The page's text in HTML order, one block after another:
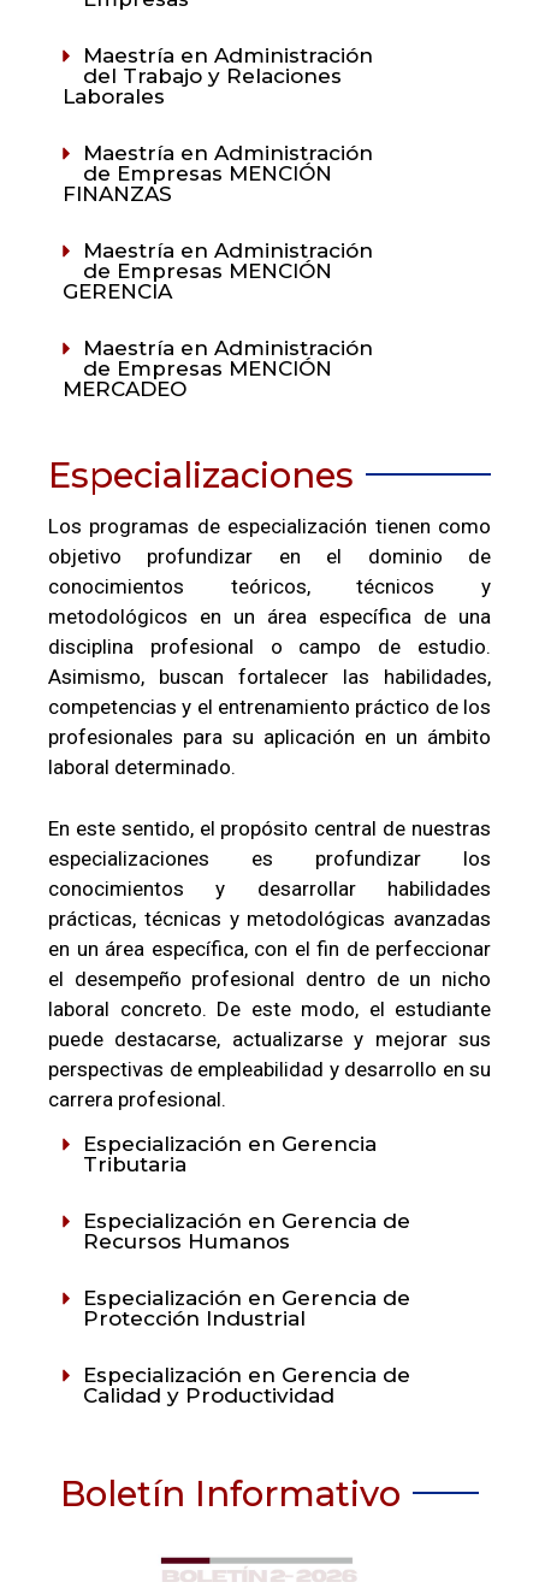
Maestría en Administración
del Trabajo y Relaciones
Laborales
Maestría en Administración
de Empresas MENCIÓN
FINANZAS
Maestría en Administración
de Empresas MENCIÓN
GERENCIA
Maestría en Administración
de Empresas MENCIÓN
MERCADEO
Especializaciones
Los programas de especialización tienen como
objetivo profundizar en el dominio de
conocimientos teóricos, técnicos y
metodológicos en un área específica de una
disciplina profesional o campo de estudio.
Asimismo, buscan fortalecer las habilidades,
competencias y el entrenamiento práctico de los
profesionales para su aplicación en un ámbito
laboral determinado.
En este sentido, el propósito central de nuestras
especializaciones es profundizar los
conocimientos y desarrollar habilidades
prácticas, técnicas y metodológicas avanzadas
en un área específica, con el fin de perfeccionar
el desempeño profesional dentro de un nicho
laboral concreto. De este modo, el estudiante
puede destacarse, actualizarse y mejorar sus
perspectivas de empleabilidad y desarrollo en su
carrera profesional.
Especialización en Gerencia
Tributaria
Especialización en Gerencia de
Recursos Humanos
Especialización en Gerencia de
Protección Industrial
Especialización en Gerencia de
Calidad y Productividad
Boletín Informativo